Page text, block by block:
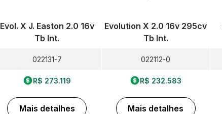
Evol. X J. Easton 2.0 16v
Tb Int.
022131-7
R$ 273.119
Mais detalhes
Evolution X 2.0 16v 295cv
Tb Int.
022112-0
R$ 232.583
Mais detalhes